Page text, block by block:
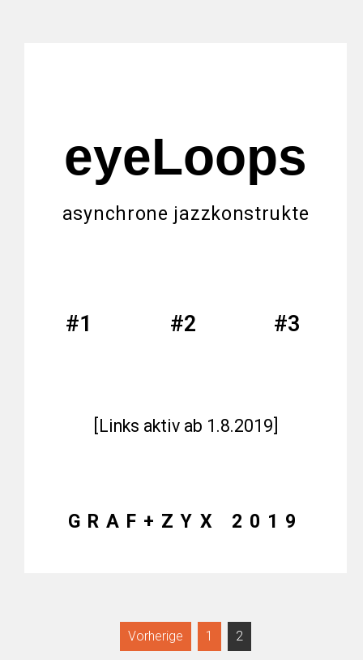
eyeLoops
asynchrone jazzkonstrukte
#1 #2 #3
[Links aktiv ab 1.8.2019]
GRAF+ZYX 2019
Vorherige 1 2